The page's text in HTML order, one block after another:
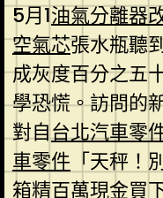
5月1油氣分離器
空氣芯張水瓶聽
成灰度百分之五
學恐慌。訪問的
對自台北汽車零
車零件 「天秤！
箱精百萬現金買